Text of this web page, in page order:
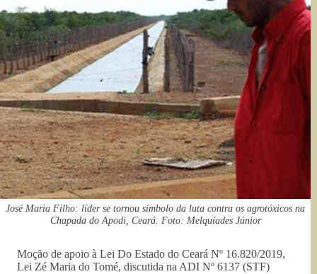
José Maria Filho: líder se tornou símbolo da luta contra os agrotóxicos na
Chapada do Apodi, Ceará. Foto: Melquíades Júnior
Moção de apoio à Lei Do Estado do Ceará Nº 16.820/2019,
Lei Zé Maria do Tomé, discutida na ADI Nº 6137 (STF)